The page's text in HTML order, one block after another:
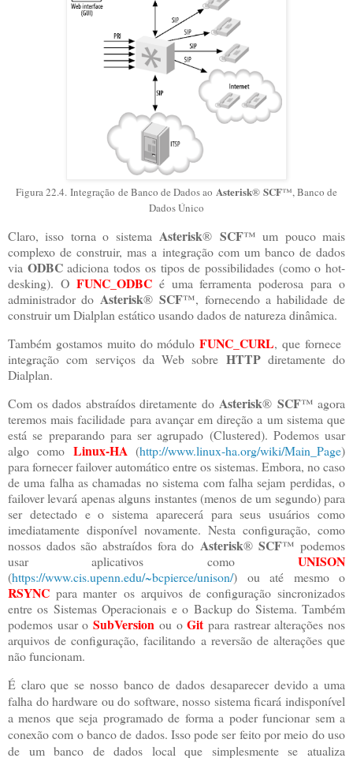
Figura 22.4. Integração de Banco de Dados ao Asterisk® SCF™, Banco de
Dados Único
Claro, isso torna o sistema Asterisk® SCF™ um pouco mais
complexo de construir, mas a integração com um banco de dados
via ODBCadiciona todos os tipos de possibilidades (como o hot-
desking). O FUNC_ODBCé uma ferramenta poderosa para o
administrador do Asterisk®SCF™, fornecendo a habilidade de
construir um Dialplan estático usando dados de natureza dinâmica.
Também gostamos muito do móduloFUNC_CURL, que fornece
integração com serviços da Web sobre HTTPdiretamente do
Dialplan.
Com os dados abstraídos diretamente do Asterisk® SCF™ agora
teremos mais facilidade para avançar em direção a um sistema que
está se preparando para ser agrupado (Clustered). Podemos usar
algo como Linux-HA (http://www.linux-ha.org/wiki/Main_Page)
para fornecer failover automático entre os sistemas. Embora, no caso
de uma falha as chamadas no sistema com falha sejam perdidas, o
failover levará apenas alguns instantes (menos de um segundo) para
ser detectado e o sistema aparecerá para seus usuários como
imediatamente disponível novamente. Nesta configuração, como
nossos dados são abstraídos fora do Asterisk®SCF™ podemos
usar aplicativos como UNISON
(https://www.cis.upenn.edu/~bcpierce/unison/) ou até mesmo o
RSYNC para manter os arquivos de configuração sincronizados
entre os Sistemas Operacionais e o Backup do Sistema. Também
podemos usar oSubVersion ou oGit para rastrear alterações nos
arquivos de configuração, facilitando a reversão de alterações que
não funcionam.
É claro que se nosso banco de dados desaparecer devido a uma
falha do hardware ou do software, nosso sistema ficará indisponível
a menos que seja programado de forma a poder funcionar sem a
conexão com o banco de dados. Isso pode ser feito por meio do uso
de um banco de dados local que simplesmente se atualiza